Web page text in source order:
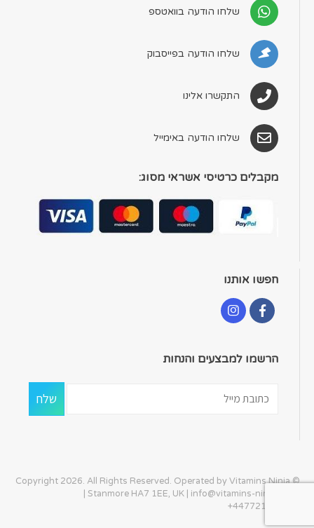
שלחו הודעה בוואטספ
שלחו הודעה בפייסבוק
התקשרו אלינו
שלחו הודעה באימייל
מקבלים כרטיסי אשראי מסוג:
חפשו אותנו
הרשמו למבצעים והנחות
© Copyright 2026. All Rights Reserved. Operated by Vitamins Ninja
| Stanmore HA7 1EE, UK | info@vitamins-ninja.com
+447721405586